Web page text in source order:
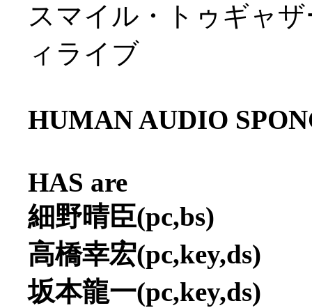
スマイル・トゥギャ
ィライブ
HUMAN AUDIO
HAS are
細野晴臣(pc,bs)
高橋幸宏(pc,key,ds)
坂本龍一(pc,key,ds)